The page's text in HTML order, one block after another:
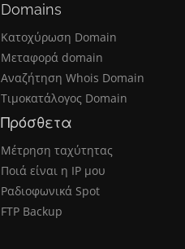
Domains
Κατοχύρωση Domain
Μεταφορά domain
Αναζήτηση Whois Domain
Τιμοκατάλογος Domain
Πρόσθετα
Μέτρηση ταχύτητας
Ποιά είναι η IP μου
Ραδιοφωνικά Spot
FTP Backup